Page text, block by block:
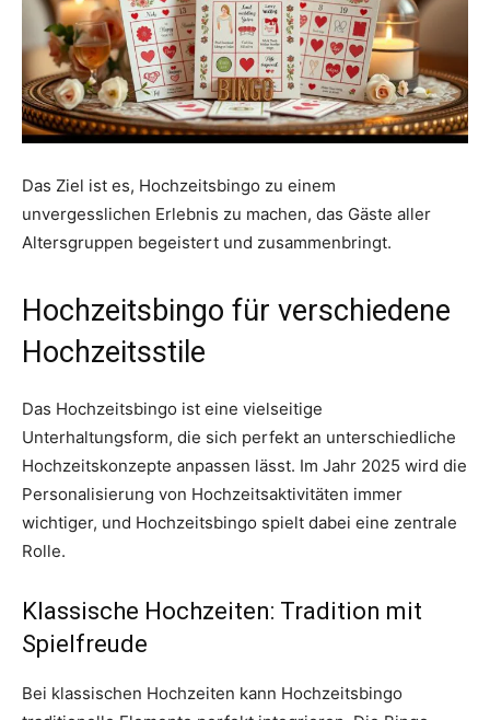
Das Ziel ist es, Hochzeitsbingo zu einem
unvergesslichen Erlebnis zu machen, das Gäste aller
Altersgruppen begeistert und zusammenbringt.
Hochzeitsbingo für verschiedene
Hochzeitsstile
Das Hochzeitsbingo ist eine vielseitige
Unterhaltungsform, die sich perfekt an unterschiedliche
Hochzeitskonzepte anpassen lässt. Im Jahr 2025 wird die
Personalisierung von Hochzeitsaktivitäten immer
wichtiger, und Hochzeitsbingo spielt dabei eine zentrale
Rolle.
Klassische Hochzeiten: Tradition mit
Spielfreude
Bei klassischen Hochzeiten kann Hochzeitsbingo